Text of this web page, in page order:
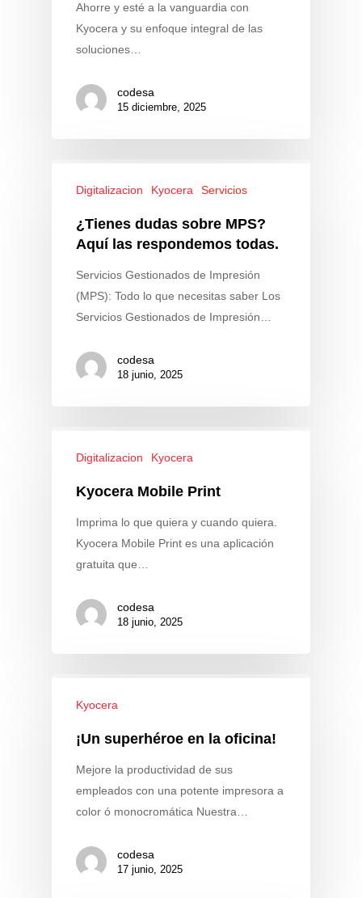
Ahorre y esté a la vanguardia con
Kyocera y su enfoque integral de las
soluciones…
codesa
15 diciembre, 2025
Digitalizacion Kyocera Servicios
¿Tienes dudas sobre MPS?
Aquí las respondemos todas.
Servicios Gestionados de Impresión
(MPS): Todo lo que necesitas saber Los
Servicios Gestionados de Impresión…
codesa
18 junio, 2025
Digitalizacion Kyocera
Kyocera Mobile Print
Imprima lo que quiera y cuando quiera.
Kyocera Mobile Print es una aplicación
gratuita que…
codesa
18 junio, 2025
Kyocera
¡Un superhéroe en la oficina!
Mejore la productividad de sus
empleados con una potente impresora a
color ó monocromática Nuestra…
codesa
17 junio, 2025